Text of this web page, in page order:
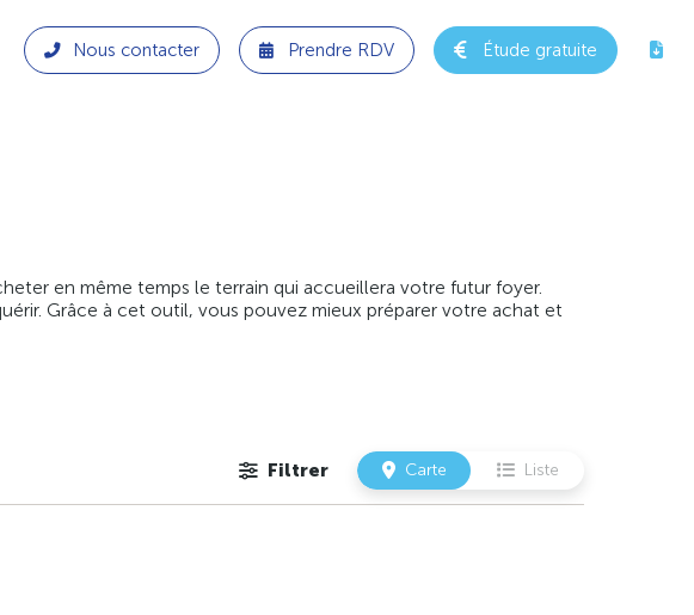
Nous contacter Prendre RDV Étude gratuite
en même temps le terrain qui accueillera votre futur foyer.
Grâce à cet outil, vous pouvez mieux préparer votre achat et
Filtrer Carte Liste